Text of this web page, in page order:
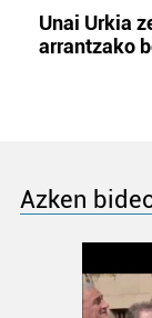
Unai Urkia
arrantzako
Azken